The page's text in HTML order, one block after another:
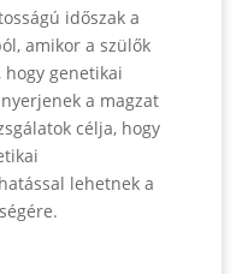
időszak a
amikor a szülők
genetikai
a magzat
célja, hogy
lehetnek a